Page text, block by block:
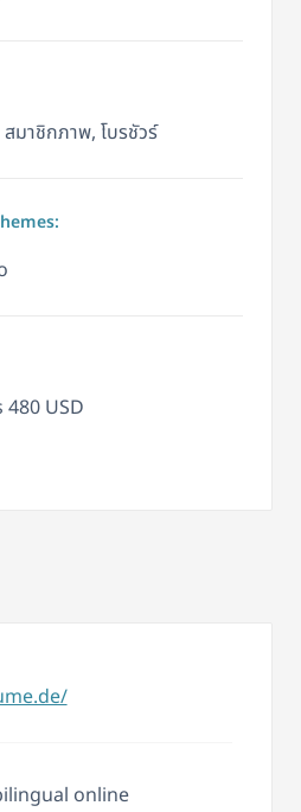
มาชิกภาพ, โบรชัวร์
USD
online